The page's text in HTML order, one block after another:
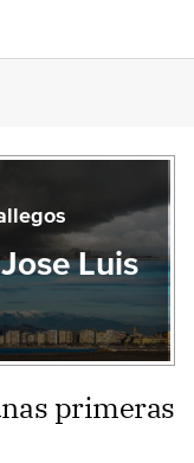
Luis
primeras